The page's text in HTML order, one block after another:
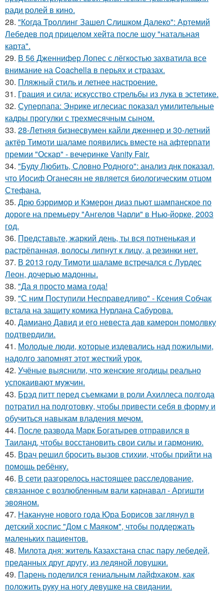
ради ролей в кино.
28. "Когда Троллинг Зашел Слишком Далеко": Артемий
Лебедев под прицелом хейта после шоу "натальная
карта".
29. В 56 Дженнифер Лопес с лёгкостью захватила все
внимание на Coachella в перьях и стразах.
30. Пляжный стиль и летнее настроение.
31. Грация и сила: искусство стрельбы из лука в эстетике.
32. Суперпапа: Энрике иглесиас показал умилительные
кадры прогулки с трехмесячным сыном.
33. 28-Летняя бизнесвумен кайли дженнер и 30-летний
актёр Тимоти шаламе появились вместе на афтерпати
премии "Оскар" - вечеринке Vanity Fair.
34. "Буду Любить, Словно Родного": анализ днк показал,
что Иосиф Оганесян не является биологическим отцом
Стефана.
35. Дрю бэрримор и Кэмерон диаз пьют шампанское по
дороге на премьеру "Ангелов Чарли" в Нью-йорке, 2003
год.
36. Представьте, жаркий день, ты вся потненькая и
растрёпанная, волосы липнут к лицу, а резинки нет.
37. В 2013 году Тимоти шаламе встречался с Лурдес
Леон, дочерью мадонны.
38. "Да я просто мама года!
39. "С ним Поступили Несправедливо" - Ксения Собчак
встала на защиту комика Нурлана Сабурова.
40. Дамиано Давид и его невеста дав камерон помолвку
подтвердили.
41. Молодые люди, которые издевались над пожилыми,
надолго запомнят этот жесткий урок.
42. Учёные выяснили, что женские ягодицы реально
успокаивают мужчин.
43. Брэд питт перед съемками в роли Ахиллеса полгода
потратил на подготовку, чтобы привести себя в форму и
обучиться навыкам владения мечом.
44. После развода Марк Богатырев отправился в
Таиланд, чтобы восстановить свои силы и гармонию.
45. Врач решил бросить вызов стихии, чтобы прийти на
помощь ребёнку.
46. В сети разгорелось настоящее расследование,
связанное с возлюбленным вали карнавал - Аргишти
эвояном.
47. Накануне нового года Юра Борисов заглянул в
детский хоспис "Дом с Маяком", чтобы поддержать
маленьких пациентов.
48. Милота дня: житель Казахстана спас пару лебедей,
преданных друг другу, из ледяной ловушки.
49. Парень поделился гениальным лайфхаком, как
положить руку на ногу девушке на свидании.